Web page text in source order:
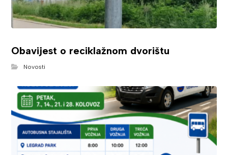
Obavijest o reciklažnom dvorištu
Novosti